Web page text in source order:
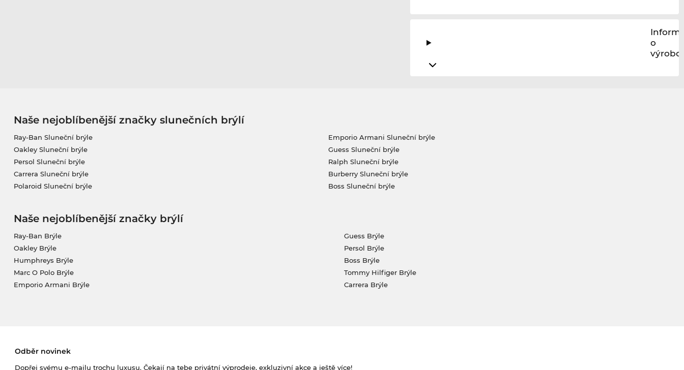
o
výrobci
Naše nejoblíbenější značky slunečních brýlí
Ray-Ban Sluneční brýle
Oakley Sluneční brýle
Persol Sluneční brýle
Carrera Sluneční brýle
Polaroid Sluneční brýle
Emporio Armani Sluneční brýle
Guess Sluneční brýle
Ralph Sluneční brýle
Burberry Sluneční brýle
Boss Sluneční brýle
Naše nejoblíbenější značky brýlí
Ray-Ban Brýle
Oakley Brýle
Humphreys Brýle
Marc O Polo Brýle
Emporio Armani Brýle
Guess Brýle
Persol Brýle
Boss Brýle
Tommy Hilfiger Brýle
Carrera Brýle
Odběr novinek
Dopřej svému e-mailu trochu luxusu. Čekají na tebe privátní výprodeje, exkluzivní akce a ještě více!